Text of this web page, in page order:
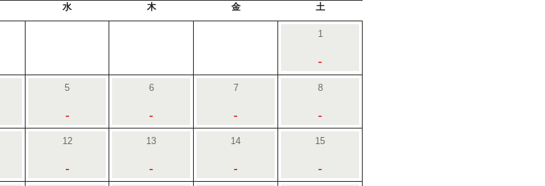
水 木 金 土
1
-
5
-
6
-
7
-
8
-
12
-
13
-
14
-
15
-